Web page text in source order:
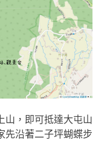
山，即可抵達大屯山
先沿著二子坪蝴蝶步